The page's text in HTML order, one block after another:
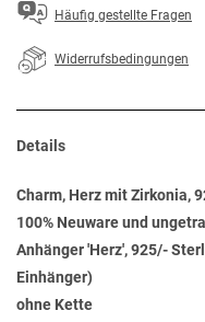
Häufig gestellte Fragen
Widerrufsbedingungen
Details
Charm, Herz mit Zirkonia,
100% Neuware und
Anhänger 'Herz', 925/-
Einhänger)
ohne Kette